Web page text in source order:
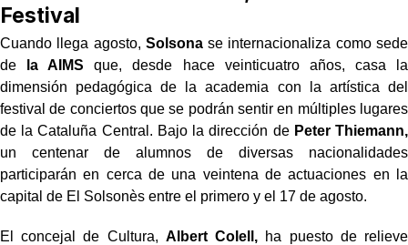
Festival
Cuando llega agosto, Solsonase internacionaliza como sede
de
la AIMS que, desde hace veinticuatro años, casa la
dimensión pedagógica de la academia con la artística del
festival de conciertos que se podrán sentir en múltiples lugares
de la Cataluña Central. Bajo la dirección de Peter Thiemann,
un centenar de alumnos de diversas nacionalidades
participarán en cerca de una veintena de actuaciones en la
capital de El Solsonès entre el primero y el 17 de agosto.
El concejal de Cultura, Albert Colell, ha puesto de relieve